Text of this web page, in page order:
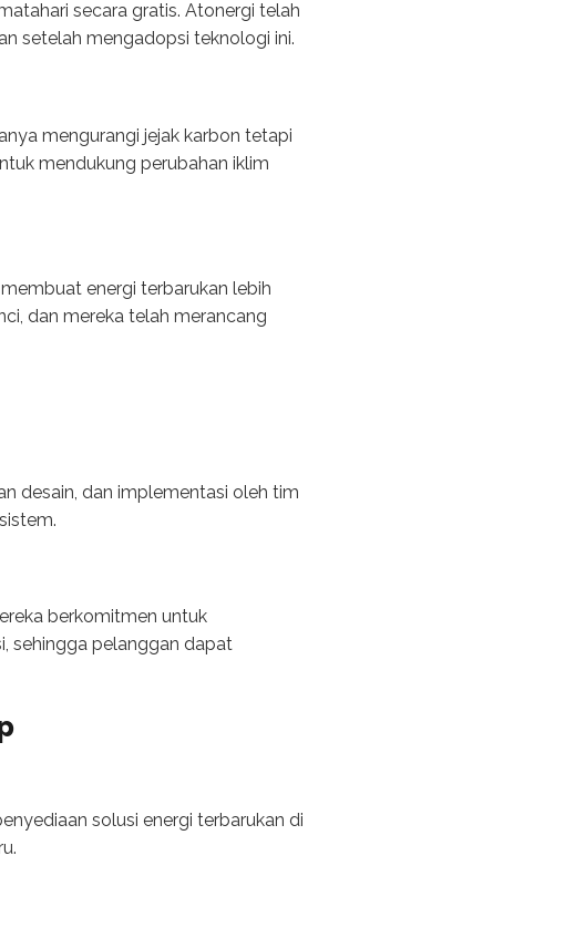
secara gratis. Atonergi telah
setelah mengadopsi teknologi ini.
mengurangi jejak karbon tetapi
mendukung perubahan iklim
energi terbarukan lebih
dan mereka telah merancang
desain, dan implementasi oleh tim
berkomitmen untuk
sehingga pelanggan dapat
solusi energi terbarukan di